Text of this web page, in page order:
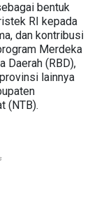
bentuk
RI kepada
dan kontribusi
Merdeka
Daerah (RBD),
lainnya
(NTB).